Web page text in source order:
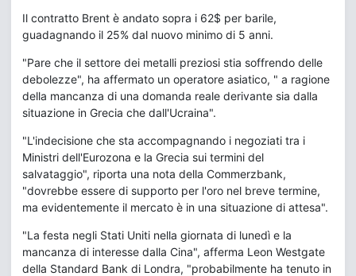
Il contratto Brent è andato sopra i 62$ per barile,
guadagnando il 25% dal nuovo minimo di 5 anni.
"Pare che il settore dei metalli preziosi stia soffrendo delle
debolezze", ha affermato un operatore asiatico, " a ragione
della mancanza di una domanda reale derivante sia dalla
situazione in Grecia che dall'Ucraina".
"L'indecisione che sta accompagnando i negoziati tra i
Ministri dell'Eurozona e la Grecia sui termini del
salvataggio", riporta una nota della Commerzbank,
"dovrebbe essere di supporto per l'oro nel breve termine,
ma evidentemente il mercato è in una situazione di attesa".
"La festa negli Stati Uniti nella giornata di lunedì e la
mancanza di interesse dalla Cina", afferma Leon Westgate
della Standard Bank di Londra, "probabilmente ha tenuto in